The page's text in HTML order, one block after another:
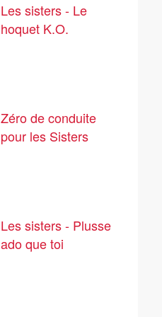
Les sisters - Le
hoquet K.O.
Zéro de conduite
pour les Sisters
Les sisters - Plusse
ado que toi